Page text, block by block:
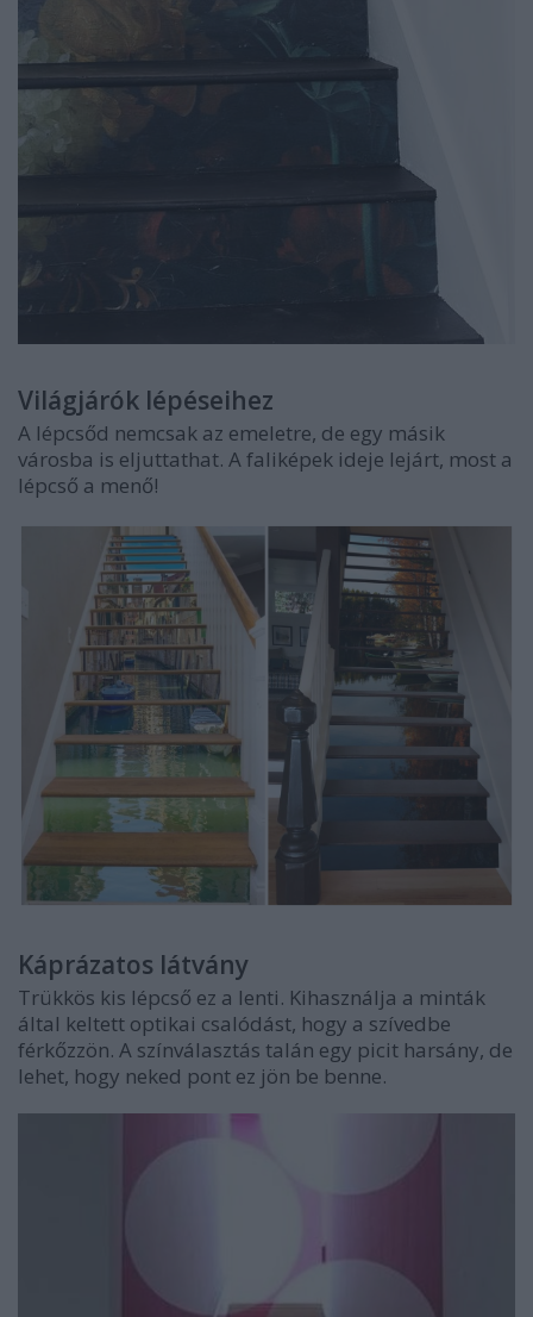
Világjárók lépéseihez
A lépcsőd nemcsak az emeletre, de egy másik
városba is eljuttathat. A faliképek ideje lejárt, most a
lépcső a menő!
Káprázatos látvány
Trükkös kis lépcső ez a lenti. Kihasználja a minták
által keltett optikai csalódást, hogy a szívedbe
férkőzzön. A színválasztás talán egy picit harsány, de
lehet, hogy neked pont ez jön be benne.